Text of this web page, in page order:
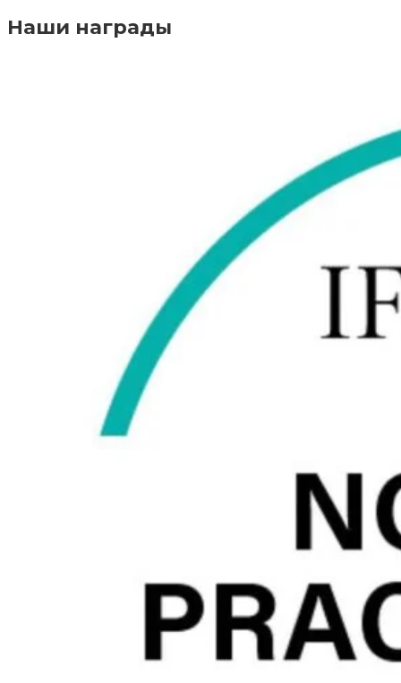
Наши награды